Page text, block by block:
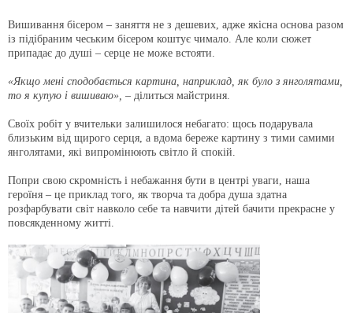
Вишивання бісером – заняття не з дешевих, адже якісна основа разом
із підібраним чеським бісером коштує чимало. Але коли сюжет
припадає до душі – серце не може встояти.
«Якщо мені сподобається картина, наприклад, як було з янголятами,
то я купую і вишиваю», – ділиться майстриня.
Своїх робіт у вчительки залишилося небагато: щось подарувала
близьким від щирого серця, а вдома береже картину з тими самими
янголятами, які випромінюють світло й спокій.
Попри свою скромність і небажання бути в центрі уваги, наша
героїня – це приклад того, як творча та добра душа здатна
розфарбувати світ навколо себе та навчити дітей бачити прекрасне у
повсякденному житті.